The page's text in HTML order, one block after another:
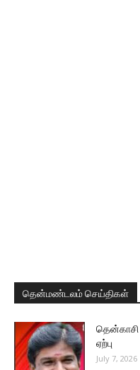
தென்மண்டலம் செய்திகள்
தென்காசி
ஏற்பு
July 7, 2026